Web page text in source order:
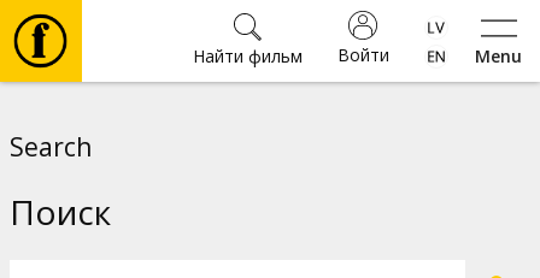
Menu
Войти
Найти фильм
Search
Поиск